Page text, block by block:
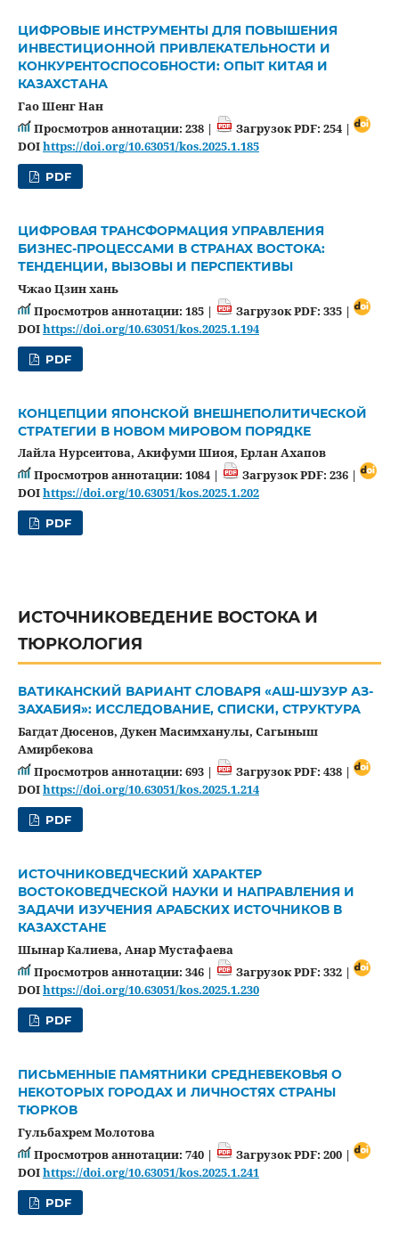
ЦИФРОВЫЕ ИНСТРУМЕНТЫ ДЛЯ ПОВЫШЕНИЯ
ИНВЕСТИЦИОННОЙ ПРИВЛЕКАТЕЛЬНОСТИ И
КОНКУРЕНТОСПОСОБНОСТИ: ОПЫТ КИТАЯ И
КАЗАХСТАНА
Гао Шенг Нан
Просмотров аннотации: 238 |
Загрузок PDF: 254 |
DOIhttps://doi.org/10.63051/kos.2025.1.185
PDF
ЦИФРОВАЯ ТРАНСФОРМАЦИЯ УПРАВЛЕНИЯ
БИЗНЕС-ПРОЦЕССАМИ В СТРАНАХ ВОСТОКА:
ТЕНДЕНЦИИ, ВЫЗОВЫ И ПЕРСПЕКТИВЫ
Чжао Цзин хань
Просмотров аннотации: 185 |
Загрузок PDF: 335 |
DOIhttps://doi.org/10.63051/kos.2025.1.194
PDF
КОНЦЕПЦИИ ЯПОНСКОЙ ВНЕШНЕПОЛИТИЧЕСКОЙ
СТРАТЕГИИ В НОВОМ МИРОВОМ ПОРЯДКЕ
Лайла Нурсеитова, Акифуми Шиоя, Ерлан Ахапов
Просмотров аннотации: 1084 |
Загрузок PDF: 236 |
DOIhttps://doi.org/10.63051/kos.2025.1.202
PDF
ИСТОЧНИКОВЕДЕНИЕ ВОСТОКА И
ТЮРКОЛОГИЯ
ВАТИКАНСКИЙ ВАРИАНТ СЛОВАРЯ «АШ-ШУЗУР АЗ-
ЗАХАБИЯ»: ИССЛЕДОВАНИЕ, СПИСКИ, СТРУКТУРА
Багдат Дюсенов, Дукен Масимханулы, Сагыныш
Амирбекова
Просмотров аннотации: 693 |
Загрузок PDF: 438 |
DOIhttps://doi.org/10.63051/kos.2025.1.214
PDF
ИСТОЧНИКОВЕДЧЕСКИЙ ХАРАКТЕР
ВОСТОКОВЕДЧЕСКОЙ НАУКИ И НАПРАВЛЕНИЯ И
ЗАДАЧИ ИЗУЧЕНИЯ АРАБСКИХ ИСТОЧНИКОВ В
КАЗАХСТАНЕ
Шынар Калиева, Анар Мустафаева
Просмотров аннотации: 346 |
Загрузок PDF: 332 |
DOIhttps://doi.org/10.63051/kos.2025.1.230
PDF
ПИСЬМЕННЫЕ ПАМЯТНИКИ СРЕДНЕВЕКОВЬЯ О
НЕКОТОРЫХ ГОРОДАХ И ЛИЧНОСТЯХ СТРАНЫ
ТЮРКОВ
Гульбахрем Молотова
Просмотров аннотации: 740 |
Загрузок PDF: 200 |
DOIhttps://doi.org/10.63051/kos.2025.1.241
PDF